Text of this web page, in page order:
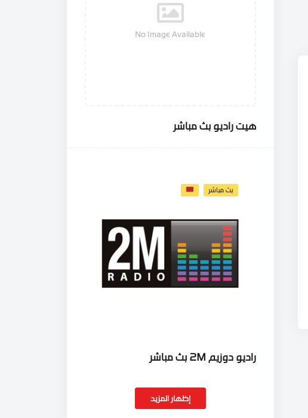
No Image Available
هيت راديو بث مباشر
بث مباشر
راديو دوزيم 2M بث مباشر
إظهار المزيد